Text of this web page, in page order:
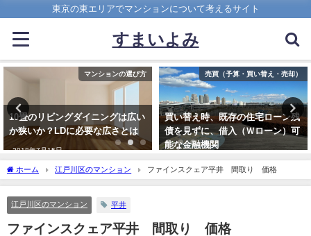
東京の東エリアでマンションについて考えるサイト
すまいよみ
売買（予算・買い替え・売却）
買い替え時、既存の住宅ローン残
債を見ずに、借入（Ｗローン）可
マンションの選び方
水害リスクが高いエリアでマンシ
ョンを検討する際、押さえておく
べき3つの視点
ホーム 江戸川区のマンション ファインスクェア平井 間取り 価格
江戸川区のマンション 平井
ファインスクェア平井 間取り 価格